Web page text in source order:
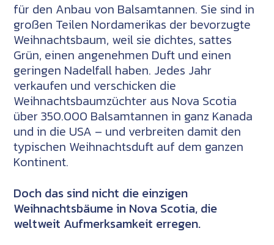
für den Anbau von Balsamtannen. Sie sind in
großen Teilen Nordamerikas der bevorzugte
Weihnachtsbaum, weil sie dichtes, sattes
Grün, einen angenehmen Duft und einen
geringen Nadelfall haben. Jedes Jahr
verkaufen und verschicken die
Weihnachtsbaumzüchter aus Nova Scotia
über 350.000 Balsamtannen in ganz Kanada
und in die USA – und verbreiten damit den
typischen Weihnachtsduft auf dem ganzen
Kontinent.
Doch das sind nicht die einzigen
Weihnachtsbäume in Nova Scotia, die
weltweit Aufmerksamkeit erregen.